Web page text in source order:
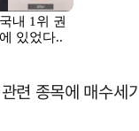
련 종목에 매수세